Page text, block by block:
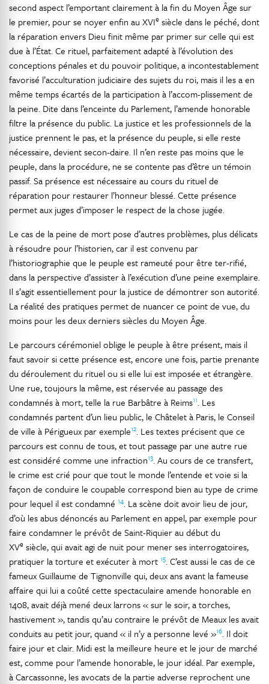
second aspect l’emportant clairement à la fin du Moyen Âge sur
le premier, pour se noyer enfin au XVIe siècle dans le péché, dont
la réparation envers Dieu finit même par primer sur celle qui est
due à l’État. Ce rituel, parfaitement adapté à l’évolution des
conceptions pénales et du pouvoir politique, a incontestablement
favorisé l’acculturation judiciaire des sujets du roi, mais il les a en
même temps écartés de la participation à l’accom-plissement de
la peine. Dite dans l’enceinte du Parlement, l’amende honorable
filtre la présence du public. La justice et les professionnels de la
justice prennent le pas, et la présence du peuple, si elle reste
nécessaire, devient secon-daire. Il n’en reste pas moins que le
peuple, dans la procédure, ne se contente pas d’être un témoin
passif. Sa présence est nécessaire au cours du rituel de
réparation pour restaurer l’honneur blessé. Cette présence
permet aux juges d’imposer le respect de la chose jugée.
Le cas de la peine de mort pose d’autres problèmes, plus délicats
à résoudre pour l’historien, car il est convenu par
l’historiographie que le peuple est rameuté pour être ter-rifié,
dans la perspective d’assister à l’exécution d’une peine exemplaire.
Il s’agit essentiellement pour la justice de démontrer son autorité.
La réalité des pratiques permet de nuancer ce point de vue, du
moins pour les deux derniers siècles du Moyen Âge.
Le parcours cérémoniel oblige le peuple à être présent, mais il
faut savoir si cette présence est, encore une fois, partie prenante
du déroulement du rituel ou si elle lui est imposée et étrangère.
Une rue, toujours la même, est réservée au passage des
condamnés à mort, telle la rue Barbâtre à Reims11. Les
condamnés partent d’un lieu public, le Châtelet à Paris, le Conseil
de ville à Périgueux par exemple12. Les textes précisent que ce
parcours est connu de tous, et tout passage par une autre rue
est considéré comme une infraction13. Au cours de ce transfert,
le crime est crié pour que tout le monde l’entende et voie si la
façon de conduire le coupable correspond bien au type de crime
pour lequel il est condamné 14. La scène doit avoir lieu de jour,
d’où les abus dénoncés au Parlement en appel, par exemple pour
faire condamner le prévôt de Saint-Riquier au début du
XVe siècle, qui avait agi de nuit pour mener ses interrogatoires,
pratiquer la torture et exécuter à mort 15. C’est aussi le cas de ce
fameux Guillaume de Tignonville qui, deux ans avant la fameuse
affaire qui lui a coûté cette spectaculaire amende honorable en
1408, avait déjà mené deux larrons « sur le soir, a torches,
hastivement », tandis qu’au contraire le prévôt de Meaux les avait
conduits au petit jour, quand « il n’y a personne levé »16. Il doit
faire jour et clair. Midi est la meilleure heure et le jour de marché
est, comme pour l’amende honorable, le jour idéal. Par exemple,
à Carcassonne, les avocats de la partie adverse reprochent une